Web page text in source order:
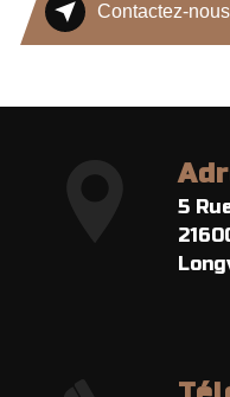
Contactez-nous
5